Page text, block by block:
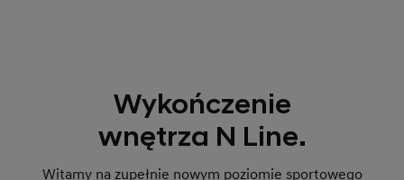
Wykończenie
wnętrza N Line.
Witamy na zupełnie nowym poziomie sportowego